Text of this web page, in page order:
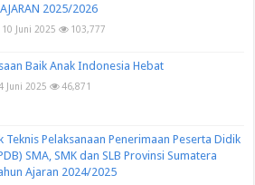
2025/2026
10 Juni 2025 103,777
Baik Anak Indonesia Hebat
Juni 2025 46,871
Teknis Pelaksanaan Penerimaan Peserta Didik
SMA, SMK dan SLB Provinsi Sumatera
Ajaran 2024/2025